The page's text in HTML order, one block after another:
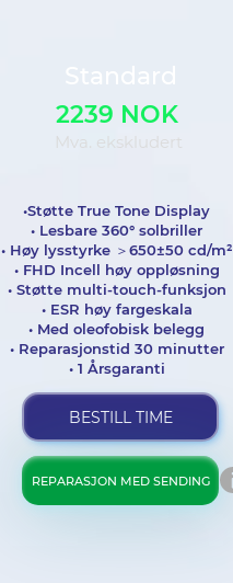
2239 NOK
Mva. ekskludert
•Støtte True Tone Display
• Lesbare 360° solbriller
• Høy lysstyrke ＞650±50 cd/m²
• FHD Incell høy oppløsning
• Støtte multi-touch-funksjon
• ESR høy fargeskala
• Med oleofobisk belegg
• Reparasjonstid 30 minutter
• 1 Årsgaranti
BESTILL TIME
REPARASJON MED SENDING